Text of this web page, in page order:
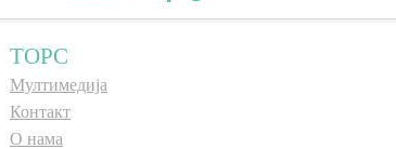
ТОРС
Мултимедија
Контакт
О нама